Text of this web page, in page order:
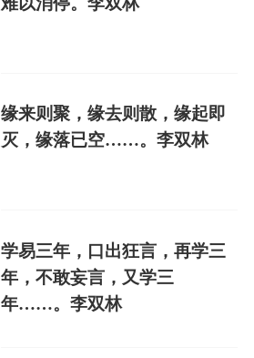
缘来则聚，缘去则散，缘起即
灭，缘落已空……。李双林
学易三年，口出狂言，再学三
年，不敢妄言，又学三
年……。李双林